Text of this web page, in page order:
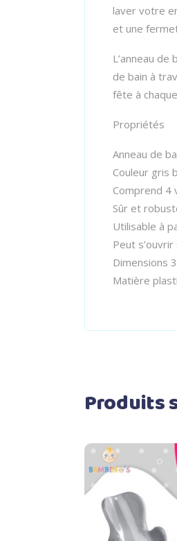
laver votre
et une
L’anneau
de bain à
fête à
Propriétés
Anneau de
Couleur gris
Comprend 4
Sûr et
Utilisable à
Peut
Dimensions
Matière
Produits
Ajouter